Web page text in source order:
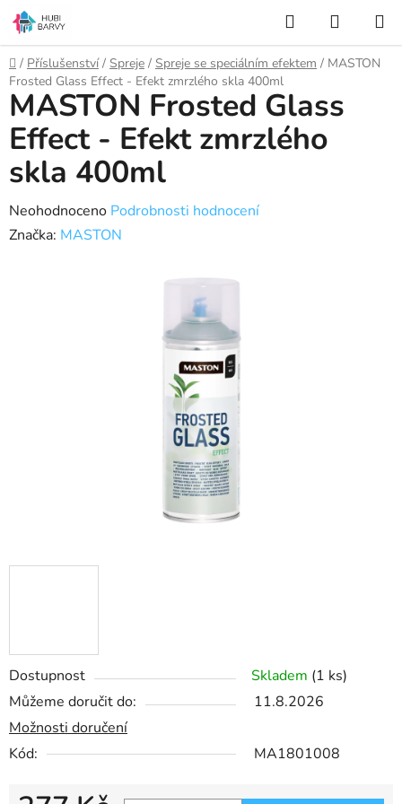
Přejít
na
obsah
Hledat
KOŠÍK
Domů
/ Příslušenství / Spreje / Spreje se speciálním efektem / MASTON
Frosted Glass Effect - Efekt zmrzlého skla 400ml
Dostupnost Skladem (1 ks)
Můžeme doručit do:
11.8.2026
Možnosti doručení
Kód:
MA1801008
MASTON Frosted Glass
Effect - Efekt zmrzlého
skla 400ml
Průměrné
hodnocení
Neohodnoceno Podrobnosti hodnocení
Značka: MASTON